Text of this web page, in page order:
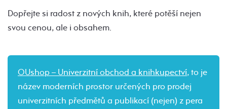
Dopřejte si radost z nových knih, které potěší nejen
svou cenou, ale i obsahem.
OUshop – Univerzitní obchod a knihkupectví, to je
název moderních prostor určených pro prodej
univerzitních předmětů a publikací (nejen) z pera